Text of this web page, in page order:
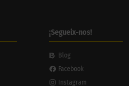
¡Segueix-nos!
Blog
Facebook
Instagram